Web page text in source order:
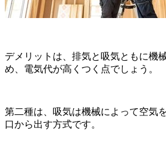
デメリットは、排気と吸気ともに機
め、電気代が高くつく点でしょう。
第二種は、吸気は機械によって空気
口から出す方式です。